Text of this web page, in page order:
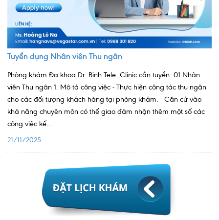
Lấy mẫu xét nghiệm tại nhà
Bảo hiểm Y tế
Bảo lãnh viện phí
TUYỂN DỤNG TRA CỨU HỒ SƠ
Tuyển dụng Nhân viên Thu ngân
Phòng khám Đa khoa Dr. Binh Tele_Clinic cần tuyển: 01 Nhân
viên Thu ngân 1. Mô tả công việc - Thực hiện công tác thu ngân
cho các đối tượng khách hàng tại phòng khám. - Căn cứ vào
khả năng chuyên môn có thể giao đảm nhận thêm một số các
công việc kế...
21/11/2025